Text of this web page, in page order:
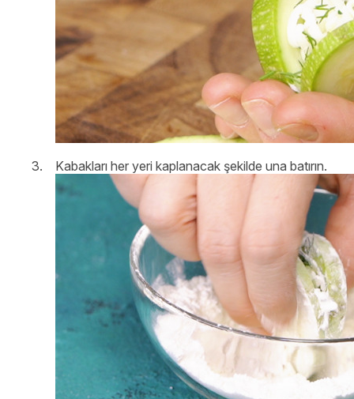
Kabakları her yeri kaplanacak şekilde una batırın.